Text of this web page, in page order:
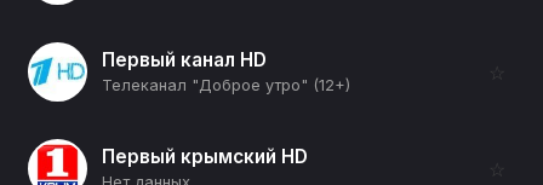
Первый канал HD
Телеканал "Доброе утро" (12+)
☆
Первый крымский HD ☆